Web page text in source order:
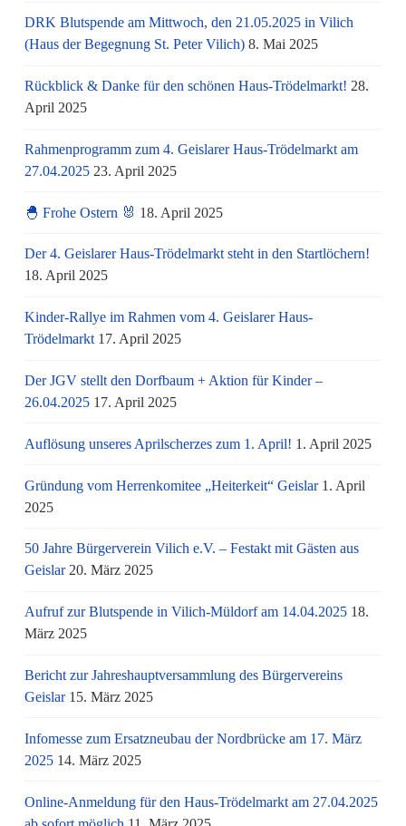
DRK Blutspende am Mittwoch, den 21.05.2025 in Vilich
(Haus der Begegnung St. Peter Vilich) 8. Mai 2025
Rückblick & Danke für den schönen Haus-Trödelmarkt! 28.
April 2025
Rahmenprogramm zum 4. Geislarer Haus-Trödelmarkt am
27.04.2025 23. April 2025
🐣 Frohe Ostern 🐰 18. April 2025
Der 4. Geislarer Haus-Trödelmarkt steht in den Startlöchern!
18. April 2025
Kinder-Rallye im Rahmen vom 4. Geislarer Haus-
Trödelmarkt 17. April 2025
Der JGV stellt den Dorfbaum + Aktion für Kinder –
26.04.2025 17. April 2025
Auflösung unseres Aprilscherzes zum 1. April! 1. April 2025
Gründung vom Herrenkomitee „Heiterkeit“ Geislar 1. April
2025
50 Jahre Bürgerverein Vilich e.V. – Festakt mit Gästen aus
Geislar 20. März 2025
Aufruf zur Blutspende in Vilich-Müldorf am 14.04.2025 18.
März 2025
Bericht zur Jahreshauptversammlung des Bürgervereins
Geislar 15. März 2025
Infomesse zum Ersatzneubau der Nordbrücke am 17. März
2025 14. März 2025
Online-Anmeldung für den Haus-Trödelmarkt am 27.04.2025